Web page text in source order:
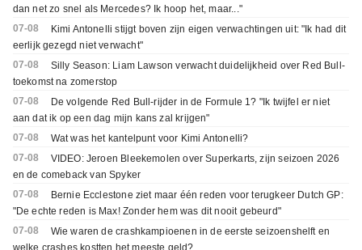
dan net zo snel als Mercedes? Ik hoop het, maar..."
07-08
Kimi Antonelli stijgt boven zijn eigen verwachtingen uit: "Ik had dit
eerlijk gezegd niet verwacht"
07-08
Silly Season: Liam Lawson verwacht duidelijkheid over Red Bull-
toekomst na zomerstop
07-08
De volgende Red Bull-rijder in de Formule 1? "Ik twijfel er niet
aan dat ik op een dag mijn kans zal krijgen"
07-08
Wat was het kantelpunt voor Kimi Antonelli?
07-08
VIDEO: Jeroen Bleekemolen over Superkarts, zijn seizoen 2026
en de comeback van Spyker
07-08
Bernie Ecclestone ziet maar één reden voor terugkeer Dutch GP:
"De echte reden is Max! Zonder hem was dit nooit gebeurd"
07-08
Wie waren de crashkampioenen in de eerste seizoenshelft en